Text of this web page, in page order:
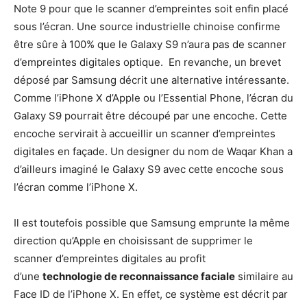
Note 9 pour que le scanner d’empreintes soit enfin placé
sous l’écran. Une source industrielle chinoise confirme
être sûre à 100% que le Galaxy S9 n’aura pas de scanner
d’empreintes digitales optique. En revanche, un brevet
déposé par Samsung décrit une alternative intéressante.
Comme l’iPhone X d’Apple ou l’Essential Phone, l’écran du
Galaxy S9 pourrait être découpé par une encoche. Cette
encoche servirait à accueillir un scanner d’empreintes
digitales en façade. Un designer du nom de Waqar Khan a
d’ailleurs imaginé le Galaxy S9 avec cette encoche sous
l’écran comme l’iPhone X.
Il est toutefois possible que Samsung emprunte la même
direction qu’Apple en choisissant de supprimer le
scanner d’empreintes digitales au profit
d’une technologie de reconnaissance faciale similaire au
Face ID de l’iPhone X. En effet, ce système est décrit par